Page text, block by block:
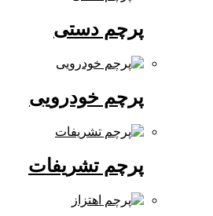
پرچم دستی
پرچم خودرویی
پرچم تشریفات